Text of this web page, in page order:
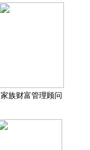
家族财富管理顾问